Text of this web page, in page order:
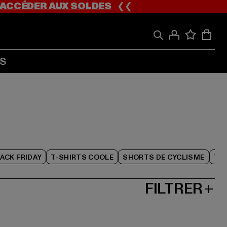
ACCÉDER AUX SOLDES❮❮
FRIDAY T-SHIRTS COOLE SHORTS DE CYCLISME
FILTRER